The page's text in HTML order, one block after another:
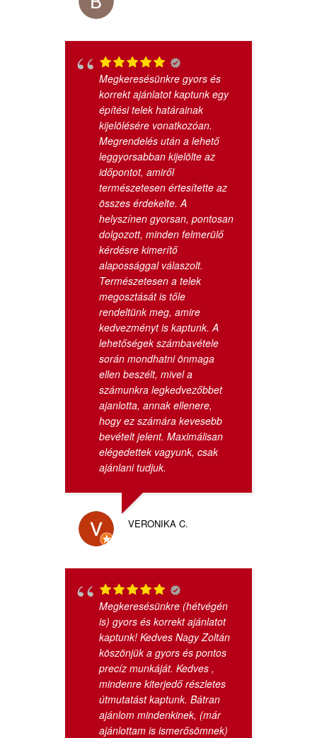
Megkeresésünkre gyors és
korrekt ajánlatot kaptunk egy
építési telek határainak
kijelölésére vonatkozóan.
Megrendelés után a lehető
leggyorsabban kijelölte az
időpontot, amiről
természetesen értesítette az
összes érdekelte. A
helyszínen gyorsan, pontosan
dolgozott, minden felmerülő
kérdésre kimerítő
alapossággal válaszolt.
Természetesen a telek
megosztását is tőle
rendeltünk meg, amire
kedvezményt is kaptunk. A
lehetőségek számbavétele
során mondhatni önmaga
ellen beszélt, mivel a
számunkra legkedvezőbbet
ajanlotta, annak ellenere,
hogy ez számára kevesebb
bevételt jelent. Maximálisan
elégedettek vagyunk, csak
ajánlani tudjuk.
VERONIKA C.
Megkeresésünkre (hétvégén
is) gyors és korrekt ajánlatot
kaptunk! Kedves Nagy Zoltán
köszönjük a gyors és pontos
precíz munkáját. Kedves ,
mindenre kiterjedő részletes
útmutatást kaptunk. Bátran
ajánlom mindenkinek, (már
ajánlottam is ismerősömnek)